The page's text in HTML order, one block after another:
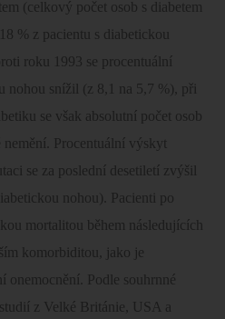
(celkový počet osob s diabetem
% z pacientu s diabetickou
roku 1993 se procentuální
nohou snížil (z 8,1 na 5,7 %), při
se však absolutní počet osob
Procentuální výskyt
se za poslední desetiletí zvýšil
nohou). Pacienti po
mortalitou během následujících
komorbiditou, jako je
onemocnění. Podle souhrnné
z Velké Británie, USA a